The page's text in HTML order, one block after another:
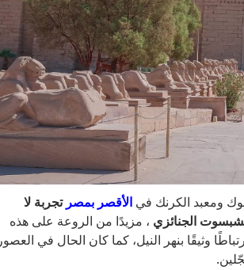
ومعبد الكرنك في الأقصر بمصر تجربة لا
الجنائزي ، مزيدًا من الروعة على هذه
وثيقًا بنهر النيل، كما كان الحال في العصور